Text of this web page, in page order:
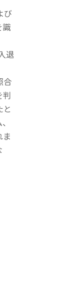
び
識
退
合
判